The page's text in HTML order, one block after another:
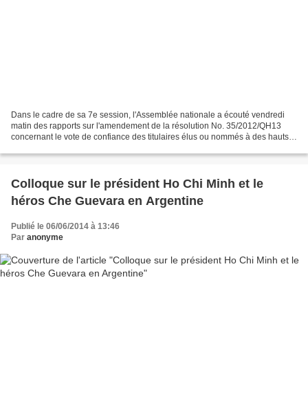
Dans le cadre de sa 7e session, l'Assemblée nationale a écouté vendredi
matin des rapports sur l'amendement de la résolution No. 35/2012/QH13
concernant le vote de confiance des titulaires élus ou nommés à des hauts
Colloque sur le président Ho Chi Minh et le
héros Che Guevara en Argentine
Publié le 06/06/2014 à 13:46
Par anonyme